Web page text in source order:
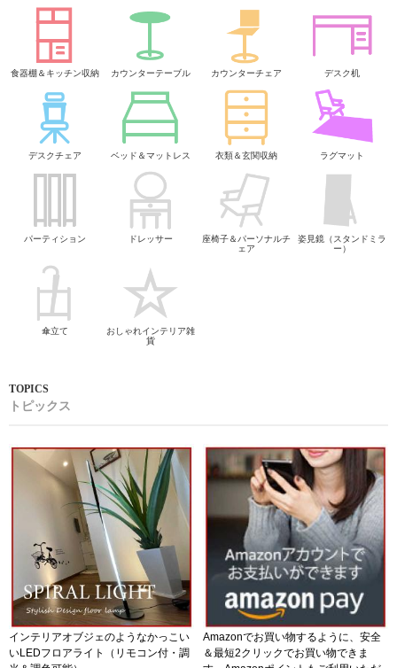
食器棚＆キッチン収納 カウンターテーブル カウンターチェア デスク机
デスクチェア ベッド＆マットレス 衣類＆玄関収納 ラグマット
パーティション ドレッサー
座椅子＆パーソナルチ
ェア
姿見鏡（スタンドミラ
ー）
傘立て
おしゃれインテリア雑
貨
トピックス
インテリアオブジェのようなかっこい
いLEDフロアライト（リモコン付・調
Amazonでお買い物するように、安全
＆最短2クリックでお買い物できま